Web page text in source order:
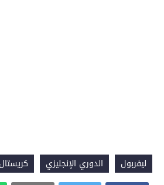
ليفربول الدوري الإنجليزي